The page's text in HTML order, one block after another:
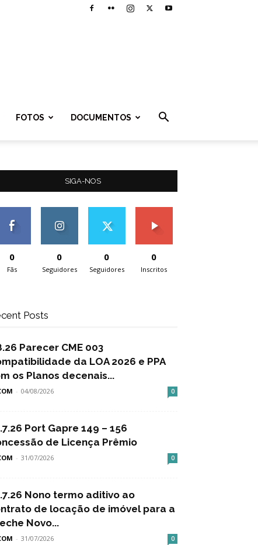
FOTOS DOCUMENTOS
SIGA-NOS
0
Fãs
0
Seguidores
0
Seguidores
0
Inscritos
Posts
Parecer CME 003
da LOA 2026 e PPA
os Planos decenais...
- 04/08/2026 0
Port Gapre 149 – 156
de Licença Prêmio
- 31/07/2026 0
Nono termo aditivo ao
de locação de imóvel para a
Novo...
- 31/07/2026 0